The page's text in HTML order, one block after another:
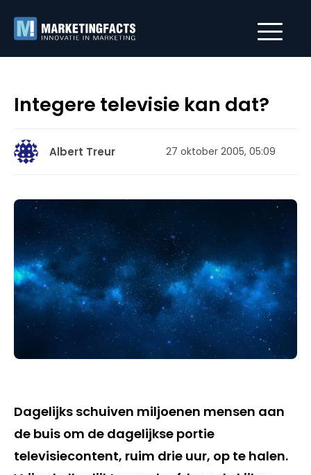
Integere televisie kan dat?
Albert Treur 27 oktober 2005, 05:09
Dagelijks schuiven miljoenen mensen aan
de buis om de dagelijkse portie
televisiecontent, ruim drie uur, op te halen.